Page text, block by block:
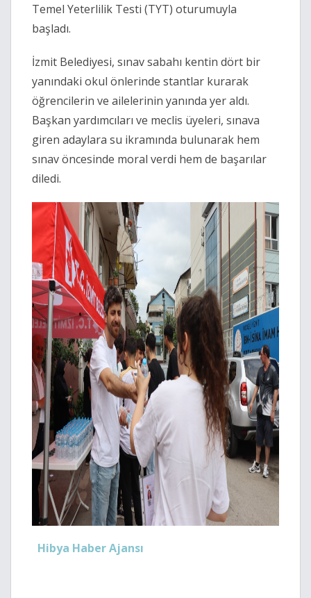
Temel Yeterlilik Testi (TYT) oturumuyla
başladı.
İzmit Belediyesi, sınav sabahı kentin dört bir
yanındaki okul önlerinde stantlar kurarak
öğrencilerin ve ailelerinin yanında yer aldı.
Başkan yardımcıları ve meclis üyeleri, sınava
giren adaylara su ikramında bulunarak hem
sınav öncesinde moral verdi hem de başarılar
diledi.
Hibya Haber Ajansı